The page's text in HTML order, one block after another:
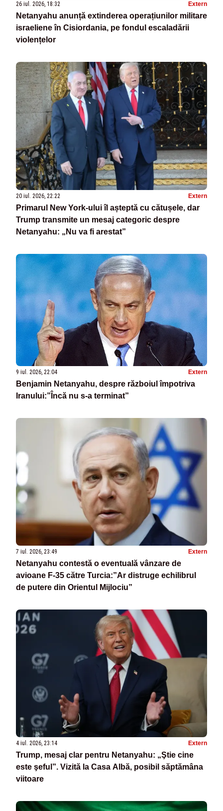
26 iul. 2026, 18:32 Extern
Netanyahu anunță extinderea operațiunilor militare
israeliene în Cisiordania, pe fondul escaladării
violențelor
20 iul. 2026, 22:22 Extern
Primarul New York-ului îl așteptă cu cătușele, dar
Trump transmite un mesaj categoric despre
Netanyahu: „Nu va fi arestat”
9 iul. 2026, 22:04 Extern
Benjamin Netanyahu, despre războiul împotriva
Iranului:”Încă nu s-a terminat”
7 iul. 2026, 23:49 Extern
Netanyahu contestă o eventuală vânzare de
avioane F-35 către Turcia:”Ar distruge echilibrul
de putere din Orientul Mijlociu”
4 iul. 2026, 23:14 Extern
Trump, mesaj clar pentru Netanyahu: „Ştie cine
este şeful”. Vizită la Casa Albă, posibil săptămâna
viitoare